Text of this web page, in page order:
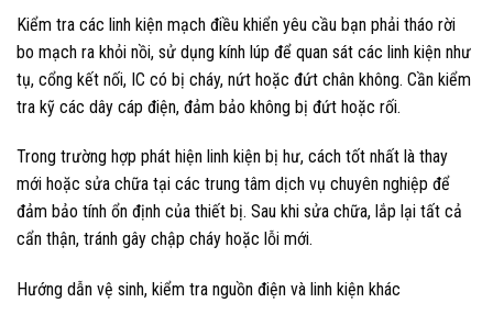
Kiểm tra các linh kiện mạch điều khiển yêu cầu bạn phải tháo rời
bo mạch ra khỏi nồi, sử dụng kính lúp để quan sát các linh kiện như
tụ, cổng kết nối, IC có bị cháy, nứt hoặc đứt chân không. Cần kiểm
tra kỹ các dây cáp điện, đảm bảo không bị đứt hoặc rối.
Trong trường hợp phát hiện linh kiện bị hư, cách tốt nhất là thay
mới hoặc sửa chữa tại các trung tâm dịch vụ chuyên nghiệp để
đảm bảo tính ổn định của thiết bị. Sau khi sửa chữa, lắp lại tất cả
cẩn thận, tránh gây chập cháy hoặc lỗi mới.
Hướng dẫn vệ sinh, kiểm tra nguồn điện và linh kiện khác